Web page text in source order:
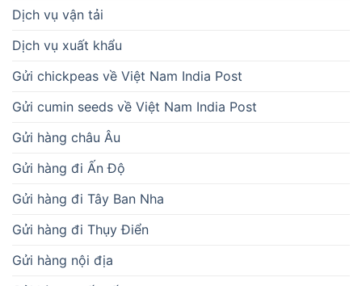
Gửi hàng đi Tây Ban Nha
Gửi hàng đi Thụy Điển
Gửi hàng nội địa
Gửi hàng quốc tế
Gửi hàng từ Ấn Độ về Việt nam
Gửi Mứt đu đủ đi Ấn Độ
Gửi mứt Huế đi Ấn Độ India Post
Gửi thực phẩm đi Ấn Độ
Hàng đặc biệt nhạy cảm